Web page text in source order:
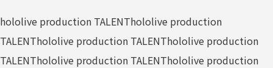
hololive production TALENThololive production
TALENThololive production TALENThololive production
TALENThololive production TALENThololive production